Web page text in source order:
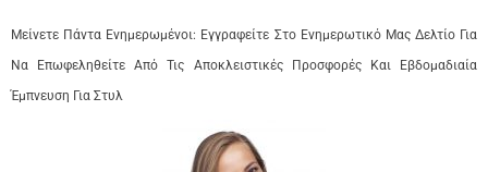
Μείνετε Πάντα Ενημερωμένοι: Εγγραφείτε Στο Ενημερωτικό Μας Δελτίο Για
Να Επωφεληθείτε Από Τις Αποκλειστικές Προσφορές Και Εβδομαδιαία
Έμπνευση Για Στυλ